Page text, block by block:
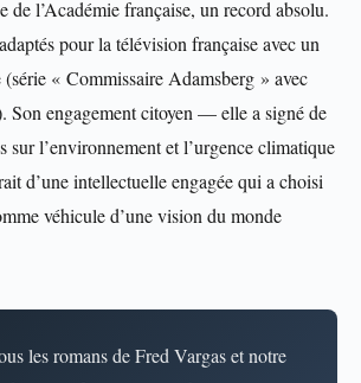
de l’Académie française, un record absolu.
pour la télévision française avec un
(série « Commissaire Adamsberg » avec
Son engagement citoyen — elle a signé de
sur l’environnement et l’urgence climatique
d’une intellectuelle engagée qui a choisi
véhicule d’une vision du monde
les romans de Fred Vargas et notre